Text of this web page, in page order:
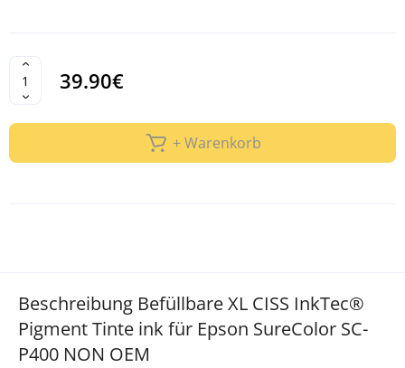
39.90€
+ Warenkorb
Beschreibung Befüllbare XL CISS InkTec®
Pigment Tinte ink für Epson SureColor SC-
P400 NON OEM